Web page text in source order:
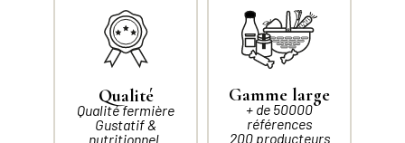
Qualité
Qualité fermière
Gustatif &
nutritionnel.
Gamme large
+ de 50000
références
200 producteurs